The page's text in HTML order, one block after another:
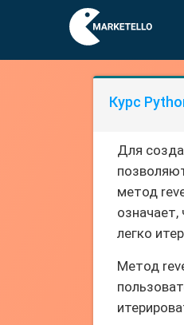
Курс
Для
метод
легко
Метод